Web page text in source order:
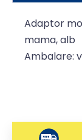
Adaptor
mama, alb
Ambalare: